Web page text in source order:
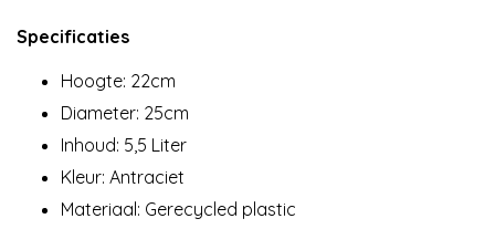
Specificaties
Hoogte: 22cm
Diameter: 25cm
Inhoud: 5,5 Liter
Kleur: Antraciet
Materiaal: Gerecycled plastic